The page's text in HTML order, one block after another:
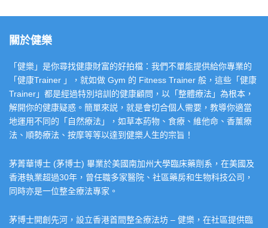
關於健樂
「健樂」是你尋找健康財富的好拍檔：我們不單能提供給你專業的
「健康Trainer 」，就如做 Gym 的 Fitness Trainer 般，這些「健康
Trainer」都是經過特別培訓的健康顧問，以「整體療法」為根本，
解開你的健康疑惑。簡單來説，就是會切合個人需要，教導你適當
地運用不同的「自然療法」，如草本葯物、食療、維他命、香薰療
法、順勢療法、按摩等等以達到健樂人生的宗旨！
茅菁華博士 (茅博士) 畢業於美國南加州大學臨床藥劑系，在美國及
香港執業超過30年，曾任職多家醫院、社區藥房和生物科技公司，
同時亦是一位整全療法專家。
茅博士開創先河，設立香港首間整全療法坊 – 健樂，在社區提供臨